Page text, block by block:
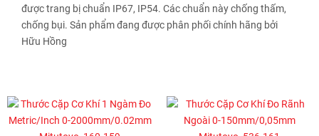
được trang bị chuẩn IP67, IP54. Các chuẩn này chống thấm,
chống bụi. Sản phẩm đang được phân phối chính hãng bởi
Hữu Hồng